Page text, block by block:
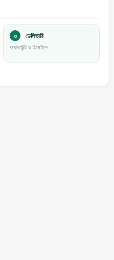
৩ ডেলিভারি
অ্যাকাউন্ট ও ইমেইলে